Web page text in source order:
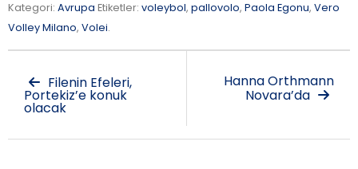
Kategori: Avrupa Etiketler: voleybol, pallovolo, Paola Egonu, Vero
Volley Milano, Volei.
Filenin Efeleri,
Portekiz’e konuk
olacak
Hanna Orthmann
Novara’da